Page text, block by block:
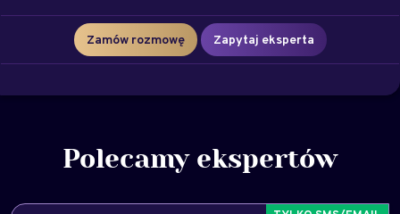
Zamów rozmowę Zapytaj eksperta
Polecamy ekspertów